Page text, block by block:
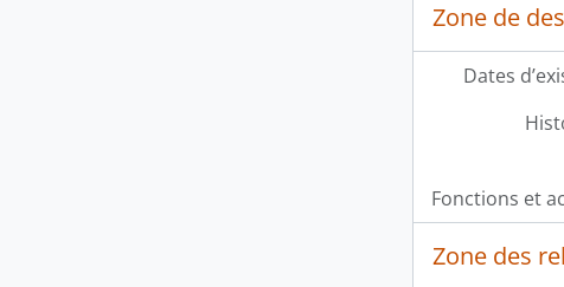
Zone de
Dates
Fonctions et
Zone des